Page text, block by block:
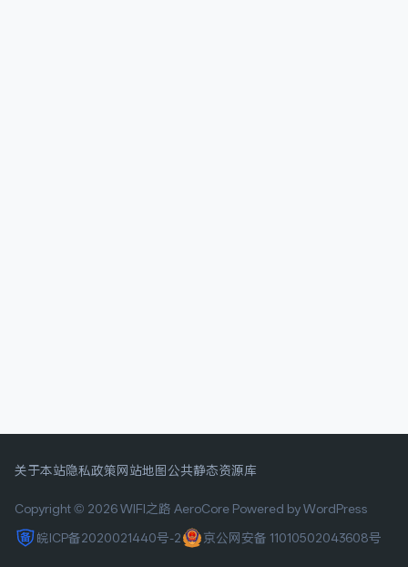
关于本站隐私政策网站地图 公共静态资源库
Copyright © 2026 WIFI之路 AeroCore Powered by WordPress
皖ICP备2020021440号-2
京公网安备 11010502043608号